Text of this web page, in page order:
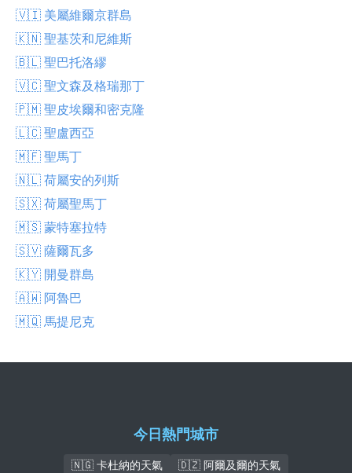
🇻🇮 美屬維爾京群島
🇰🇳 聖基茨和尼維斯
🇧🇱 聖巴托洛繆
🇻🇨 聖文森及格瑞那丁
🇵🇲 聖皮埃爾和密克隆
🇱🇨 聖盧西亞
🇲🇫 聖馬丁
🇳🇱 荷屬安的列斯
🇸🇽 荷屬聖馬丁
🇲🇸 蒙特塞拉特
🇸🇻 薩爾瓦多
🇰🇾 開曼群島
🇦🇼 阿魯巴
🇲🇶 馬提尼克
今日熱門城市
🇳🇬 卡杜納的天氣
🇩🇿 阿爾及爾的天氣